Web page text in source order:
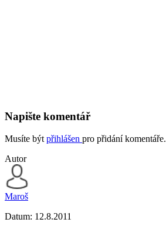
Napište komentář
Musíte být přihlášen pro přidání komentáře.
Autor
Maroš
Datum: 12.8.2011